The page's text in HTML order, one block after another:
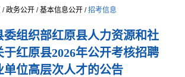
/政务公开 /基本信息公开 /招考信息
委组织部红原县人力资源和社
红原县2026年公开考核招聘
单位高层次人才的公告